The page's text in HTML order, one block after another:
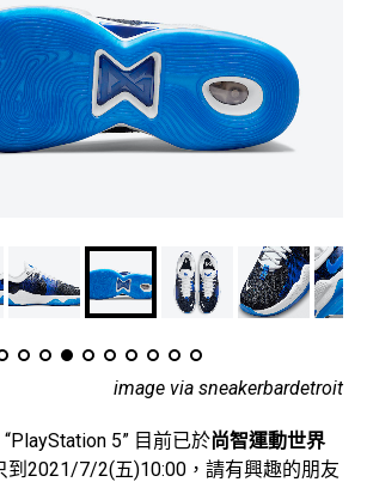
image via sneakerbardetroit
5” 目前已於尚智運動世界
到2021/7/2(五)10:00，請有興趣的朋友